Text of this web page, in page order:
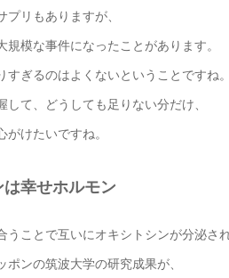
プリもありますが、
規模な事件になったことがあります。
すぎるのはよくないということですね。
して、どうしても足りない分だけ、
がけたいですね。
幸せホルモン
うことで互いにオキシトシンが分泌され
ポンの筑波大学の研究成果が、